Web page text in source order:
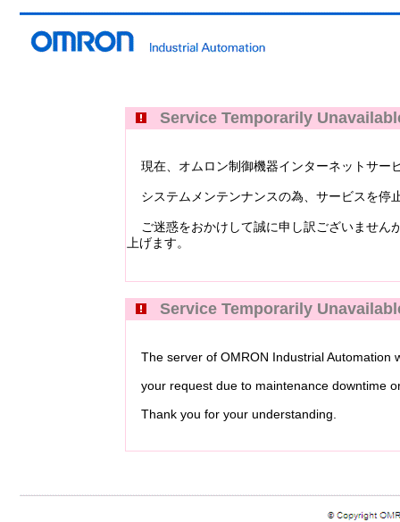
Service Temporarily
現在、オムロン制御機器インターネットサー
システムメンテンナンスの為、サービスを停
ご迷惑をおかけして誠に申し訳ございません
上げます。
Service Temporarily
The server of OMRON Industrial Automation
your request due to maintenance downtime
Thank you for your understanding.